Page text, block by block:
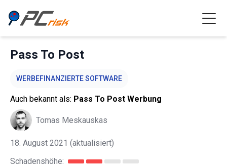
Pass To Post
WERBEFINANZIERTE SOFTWARE
Auch bekannt als: Pass To Post Werbung
Tomas Meskauskas
18. August 2021 (aktualisiert)
Schadenshöhe: